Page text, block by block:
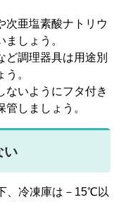
次亜塩素酸ナトリウ
ましょう。
ど調理器具は用途別
。
ないようにフタ付き
しましょう。
い
、冷凍庫は－15℃以